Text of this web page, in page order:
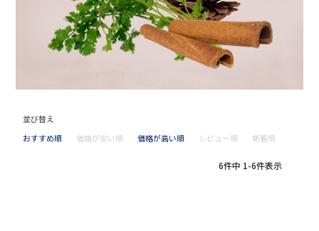
並び替え
おすすめ順
価格が安い順 価格が高い順 レビュー順 新着順
6件中 1-6件表示